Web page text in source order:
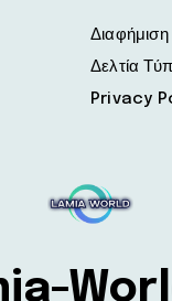
Διαφήμιση
Δελτία
Privacy